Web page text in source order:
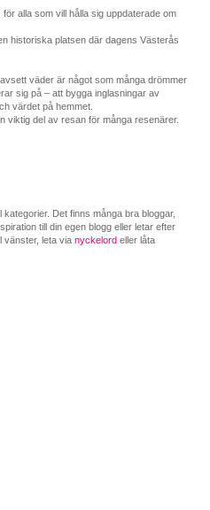
alla som vill hålla sig uppdaterade om
historiska platsen där dagens Västerås
väder är något som många drömmer
sig på – att bygga inglasningar av
värdet på hemmet.
viktig del av resan för många resenärer.
Det finns många bra bloggar,
till din egen blogg eller letar efter
vänster, leta via nyckelord eller låta